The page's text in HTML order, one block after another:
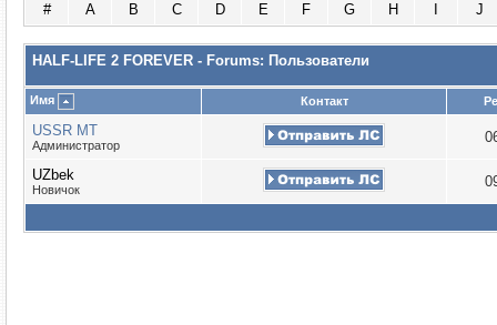
# A B C D E F G H J
HALF-LIFE 2 FOREVER - Forums: Пользователи
Имя Контакт
USSR MT
Администратор
UZbek
Новичок